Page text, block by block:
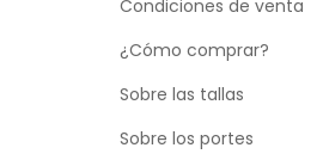
Condiciones de venta
¿Cómo comprar?
Sobre las tallas
Sobre los portes